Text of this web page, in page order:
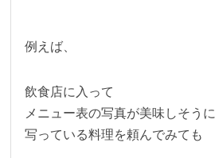
例えば、
飲食店に入って
メニュー表の写真が美味しそうに
写っている料理を頼んでみても